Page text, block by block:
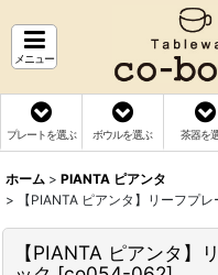
メニュー
プレートを選ぶ ボウルを選ぶ 茶器を
ホーム > PIANTA ピアンタ
>
【PIANTA ピアンタ】リーフ
【PIANTA ピアンタ